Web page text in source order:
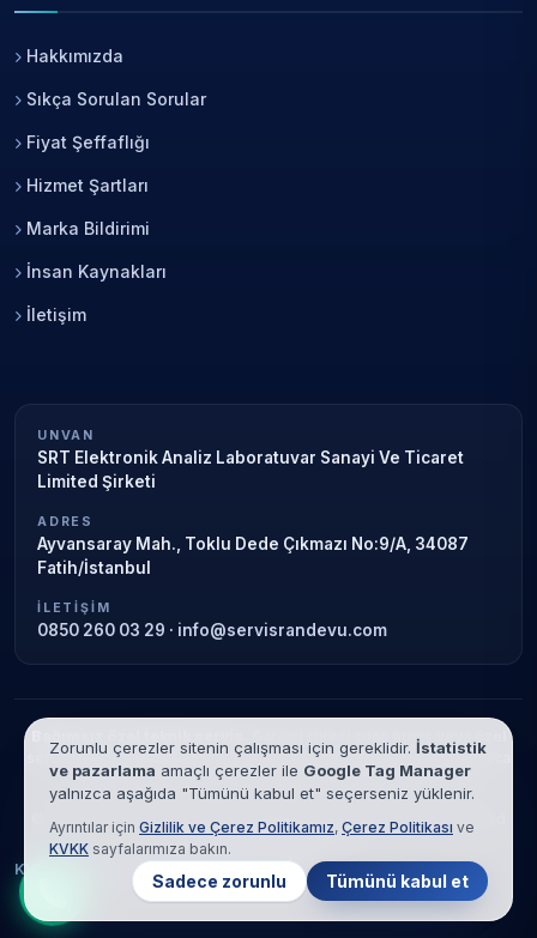
Hakkımızda
Sıkça Sorulan Sorular
Fiyat Şeffaflığı
Hizmet Şartları
Marka Bildirimi
İnsan Kaynakları
İletişim
UNVAN
SRT Elektronik Analiz Laboratuvar Sanayi Ve Ticaret
Limited Şirketi
ADRES
Ayvansaray Mah., Toklu Dede Çıkmazı No:9/A, 34087
Fatih/İstanbul
İLETIŞIM
0850 260 03 29 · info@servisrandevu.com
Garanti süresi sona ermiş veya özel
servis kapsamındaki cihazlar için hizmet verilir. Marka adları yalnızca
tanımlama amaçlıdır; yetkili servis ilişkisi bulunmamaktadır.
© 2026 SRT Elektronik Analiz Laboratuvar Sanayi Ve Ticaret Limited
Şirketi. Tüm hakları saklıdır.
KVKK
Çerez Politikası Hizmet Şartları
Zorunlu çerezler sitenin çalışması için gereklidir. İstatistik
ve pazarlama amaçlı çerezler ile Google Tag Manager
yalnızca aşağıda "Tümünü kabul et" seçerseniz yüklenir.
Ayrıntılar için Gizlilik ve Çerez Politikamız, Çerez Politikası ve
KVKK sayfalarımıza bakın.
Sadece zorunlu Tümünü kabul et